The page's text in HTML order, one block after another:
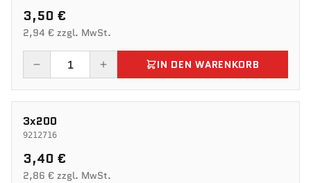
3,50 €
2,94 € zzgl. MwSt.
IN DEN WARENKORB
3x200
9212716
3,40 €
2,86 € zzgl. MwSt.